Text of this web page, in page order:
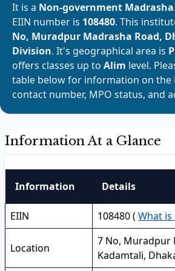
It is a Non-government Madrasha
EIIN number is 108480. This
No, Muradpur Madrasha Road,
Division. It's geographical area is
offers classes up to Alim level.
table below for information on the
contact number, MPO status, and
Information At a Glance
Information Details
EIIN 108480 ( What is
Location
7 No, Muradpur
Kadamtali,